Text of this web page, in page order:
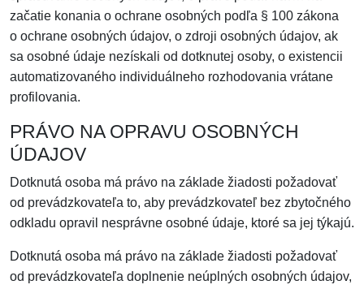
začatie konania o ochrane osobných podľa § 100 zákona
o ochrane osobných údajov, o zdroji osobných údajov, ak
sa osobné údaje nezískali od dotknutej osoby, o existencii
automatizovaného individuálneho rozhodovania vrátane
profilovania.
PRÁVO NA OPRAVU OSOBNÝCH
ÚDAJOV
Dotknutá osoba má právo na základe žiadosti požadovať
od prevádzkovateľa to, aby prevádzkovateľ bez zbytočného
odkladu opravil nesprávne osobné údaje, ktoré sa jej týkajú.
Dotknutá osoba má právo na základe žiadosti požadovať
od prevádzkovateľa doplnenie neúplných osobných údajov,